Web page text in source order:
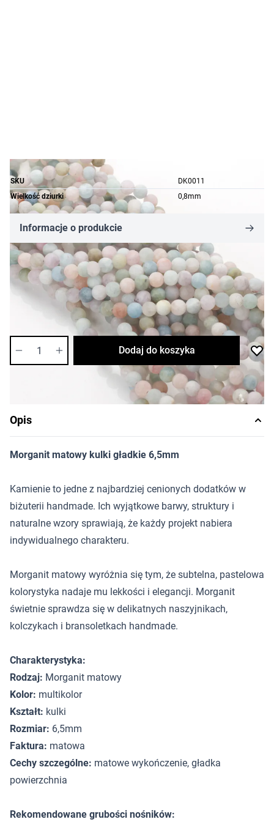
SKU
DK0011
Wielkość dziurki
0,8mm
Informacje o produkcie
3,81 zł
Cena za opakowanie
Ilość w opakowaniu: 4 szt.
Dostępność:średnia
Dodaj do koszyka
Opis
Morganit matowy kulki gładkie 6,5mm
Kamienie to jedne z najbardziej cenionych dodatków w
biżuterii handmade. Ich wyjątkowe barwy, struktury i
naturalne wzory sprawiają, że każdy projekt nabiera
indywidualnego charakteru.
Morganit matowy wyróżnia się tym, że subtelna, pastelowa
kolorystyka nadaje mu lekkości i elegancji. Morganit
świetnie sprawdza się w delikatnych naszyjnikach,
kolczykach i bransoletkach handmade.
Charakterystyka:
Rodzaj: Morganit matowy
Kolor: multikolor
Kształt: kulki
Rozmiar: 6,5mm
Faktura: matowa
Cechy szczególne: matowe wykończenie, gładka
powierzchnia
Rekomendowane grubości nośników: